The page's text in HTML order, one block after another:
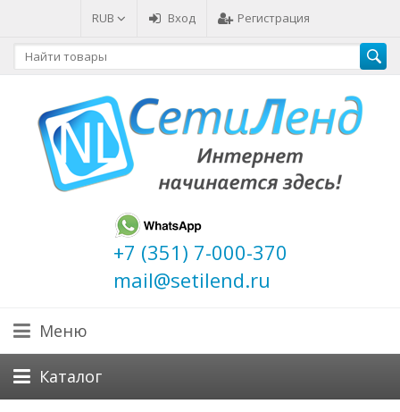
RUB Вход Регистрация
+7 (351) 7-000-370
mail@setilend.ru
Меню
Каталог